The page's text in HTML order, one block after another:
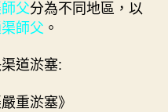
父分為不同地區，以
師父 。
道淤塞:
重淤塞》